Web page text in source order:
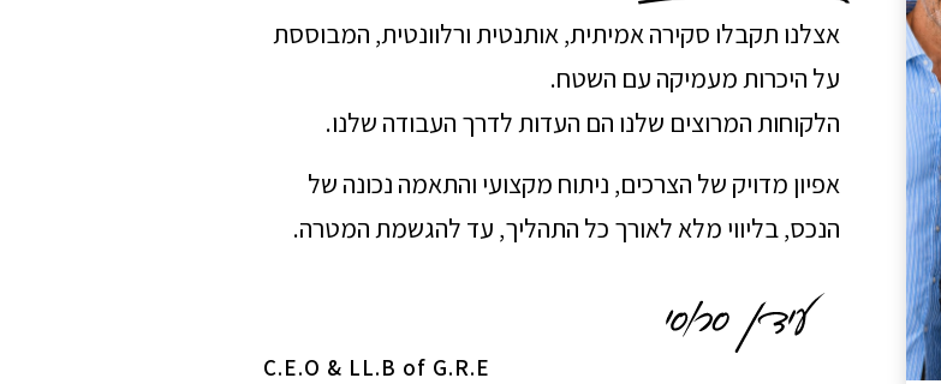
אצלנו תקבלו סקירה אמיתית, אותנטית ורלוונטית, המבוססת
על היכרות מעמיקה עם השטח.
הלקוחות המרוצים שלנו הם העדות לדרך העבודה שלנו.
אפיון מדויק של הצרכים, ניתוח מקצועי והתאמה נכונה של
הנכס, בליווי מלא לאורך כל התהליך, עד להגשמת המטרה.
C.E.O & LL.B of G.R.E